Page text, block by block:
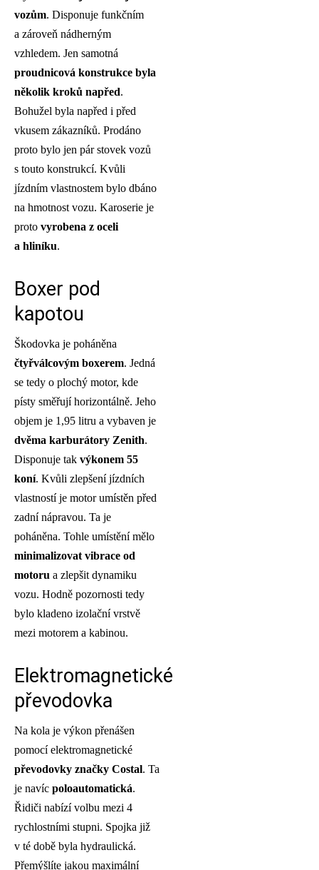
vozům. Disponuje funkčním
a zároveň nádherným
vzhledem. Jen samotná
proudnicová konstrukce byla
několik kroků napřed.
Bohužel byla napřed i před
vkusem zákazníků. Prodáno
proto bylo jen pár stovek vozů
s touto konstrukcí. Kvůli
jízdním vlastnostem bylo dbáno
na hmotnost vozu. Karoserie je
proto vyrobena z oceli
a hliníku.
Boxer pod
kapotou
Škodovka je poháněna
čtyřválcovým boxerem. Jedná
se tedy o plochý motor, kde
písty směřují horizontálně. Jeho
objem je 1,95 litru a vybaven je
dvěma karburátory Zenith.
Disponuje tak výkonem 55
koní. Kvůli zlepšení jízdních
vlastností je motor umístěn před
zadní nápravou. Ta je
poháněna. Tohle umístění mělo
minimalizovat vibrace od
motoru a zlepšit dynamiku
vozu. Hodně pozornosti tedy
bylo kladeno izolační vrstvě
mezi motorem a kabinou.
Elektromagnetické
převodovka
Na kola je výkon přenášen
pomocí elektromagnetické
převodovky značky Costal. Ta
je navíc poloautomatická.
Řidiči nabízí volbu mezi 4
rychlostními stupni. Spojka již
v té době byla hydraulická.
Přemýšlíte jakou maximální